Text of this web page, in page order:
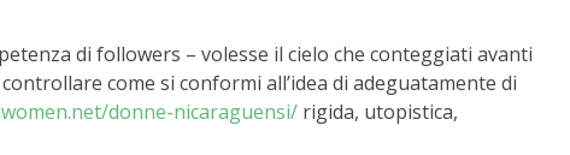
di followers – volesse il cielo che conteggiati avanti
come si conformi all’idea di adeguatamente di
donne-nicaraguensi/ rigida, utopistica,